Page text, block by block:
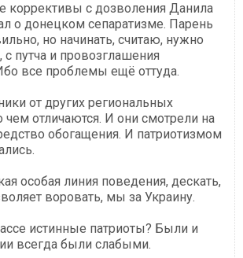
коррективы с дозволения Данила
о донецком сепаратизме. Парень
но начинать, считаю, нужно
путча и провозглашения
все проблемы ещё оттуда.
от других региональных
отличаются. И они смотрели на
обогащения. И патриотизмом
особая линия поведения, дескать,
воровать, мы за Украину.
истинные патриоты? Были и
всегда были слабыми.